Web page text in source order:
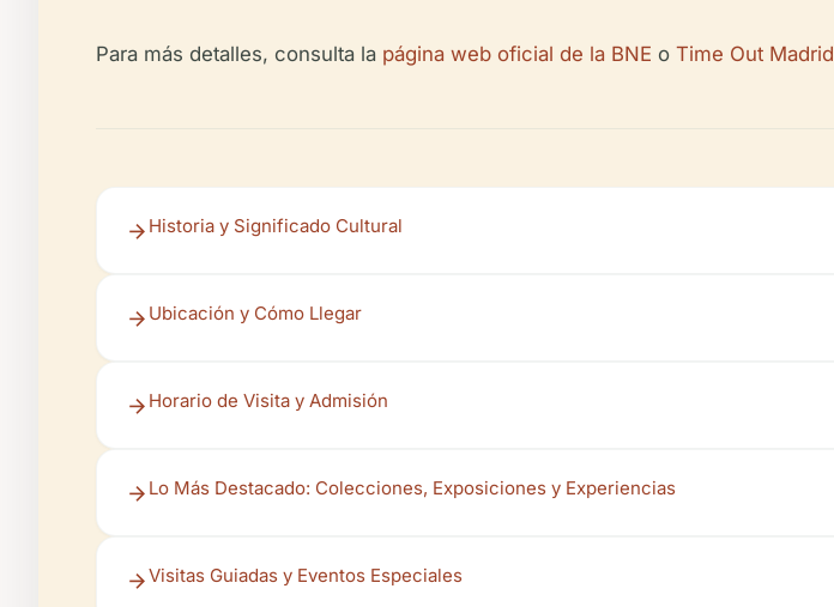
Para más detalles, consulta la página web oficial de la BNE o Time Out Madrid
Historia y Significado Cultural
Ubicación y Cómo Llegar
Horario de Visita y Admisión
Lo Más Destacado: Colecciones, Exposiciones y Experiencias
Visitas Guiadas y Eventos Especiales